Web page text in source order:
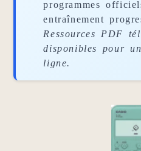
programmes
entraînement
Ressources PDF
disponibles pour
ligne.